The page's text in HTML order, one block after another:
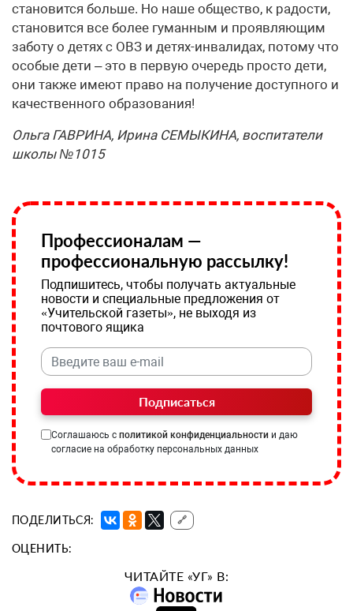
становится больше. Но наше общество, к радости,
становится все более гуманным и проявляющим
заботу о детях с ОВЗ и детях-инвалидах, потому что
особые дети – это в первую очередь просто дети,
они также имеют право на получение доступного и
качественного образования!
Ольга ГАВРИНА, Ирина СЕМЫКИНА, воспитатели
школы №1015
Профессионалам —
профессиональную рассылку!
Подпишитесь, чтобы получать актуальные
новости и специальные предложения от
«Учительской газеты», не выходя из
почтового ящика
Подписаться
Соглашаюсь с политикой конфиденциальности и даю
согласие на обработку персональных данных
ПОДЕЛИТЬСЯ: 🔗
ОЦЕНИТЬ:
ЧИТАЙТЕ «УГ» В: